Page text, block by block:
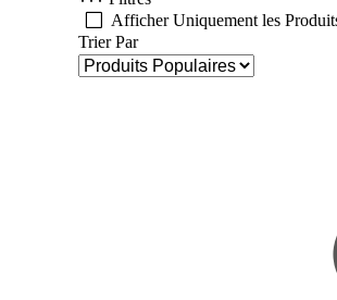
Afficher Uniquement les
Trier Par